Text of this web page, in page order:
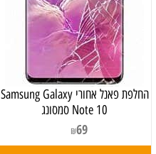
‏החלפת פאנל אחורי Samsung Galaxy
Note 10 סמסונג
₪69